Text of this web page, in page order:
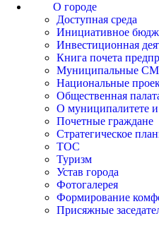
О городе
Доступная среда
Инициативное
Инвестиционная
Книга почета
Муниципальные
Национальные
Общественная
О муниципалитете и
Почетные граждане
Стратегическое
ТОС
Туризм
Устав города
Фотогалерея
Формирование
Присяжные